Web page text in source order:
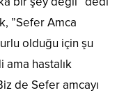
”Sefer Amca
olduğu için şu
ama hastalık
de Sefer amcayı